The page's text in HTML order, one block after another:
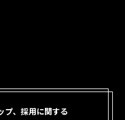
プ、採用に関する